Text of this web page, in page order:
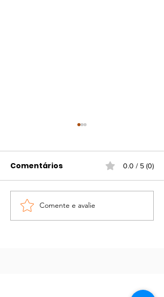
Portaria atualiza
regras para
Comentários 0.0 / 5 (0)
Comente e avalie